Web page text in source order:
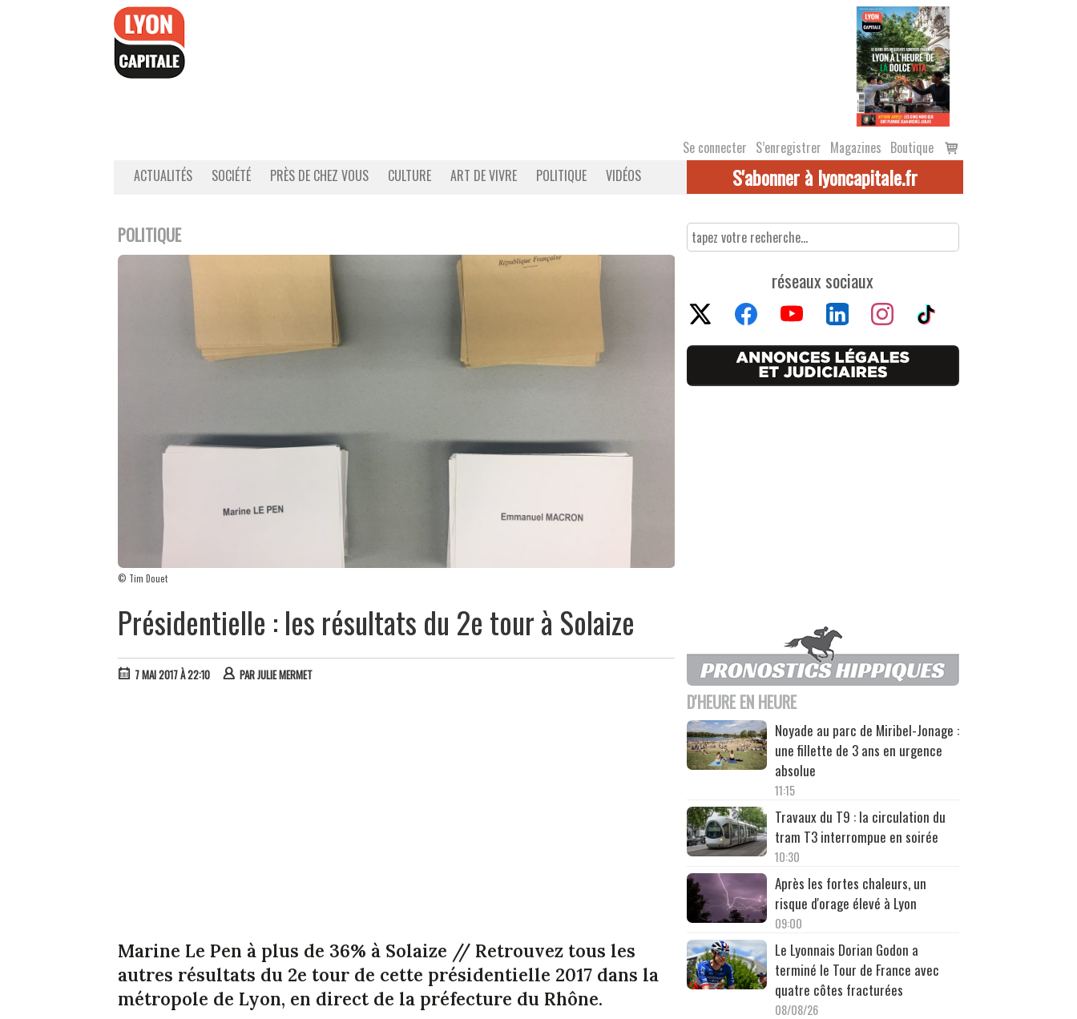
Se connecter S’enregistrer Magazines Boutique
Voir
le
ACTUALITÉS SOCIÉTÉ PRÈS DE CHEZ VOUS CULTURE ART DE VIVRE POLITIQUE VIDÉOS S'abonner à lyoncapitale.fr
POLITIQUE
© Tim Douet
Présidentielle : les résultats du 2e tour à Solaize
7 MAI 2017 À 22:10 PARJULIE MERMET
Marine Le Pen à plus de 36% à Solaize // Retrouvez tous les
autres résultats du 2e tour de cette présidentielle 2017 dans la
métropole de Lyon, en direct de la préfecture du Rhône.
réseaux sociaux
D'HEURE EN HEURE
Noyade au parc de Miribel-Jonage :
une fillette de 3 ans en urgence
absolue
11:15
Travaux du T9 : la circulation du
tram T3 interrompue en soirée
10:30
Après les fortes chaleurs, un
risque d'orage élevé à Lyon
09:00
Le Lyonnais Dorian Godon a
terminé le Tour de France avec
quatre côtes fracturées
08/08/26